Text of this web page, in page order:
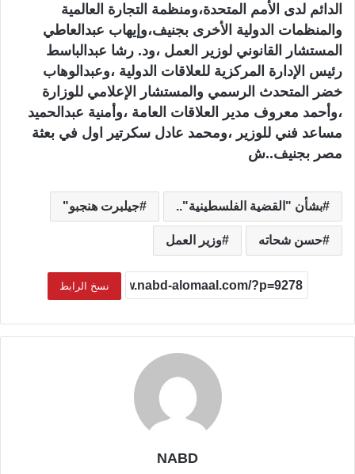
الدائم لدى الأمم المتحدة،ومنظمة التجارة العالمية
والمنظمات الدولية الأخرى بجنيف،وإيهاب عبدالعاطي
المستشار القانوني لوزير العمل ،ود. رشا عبدالباسط
رئيس الإدارة المركزية للعلاقات الدولية ،وعبدالوهاب
خضر المتحدث الرسمي والمستشار الإعلامي للوزارة
،وأحمد معروف مدير العلاقات العامة ،وأمنية عبدالحميد
مساعد فني للوزير ،ومحمد عادل سكرتير اول في بعثة
مصر بجنيف..ش
بشأن "القضية الفلسطينية".. جيلبرت هنجبو"
حسن شحاته وزير العمل
نسخ الرابط
NABD